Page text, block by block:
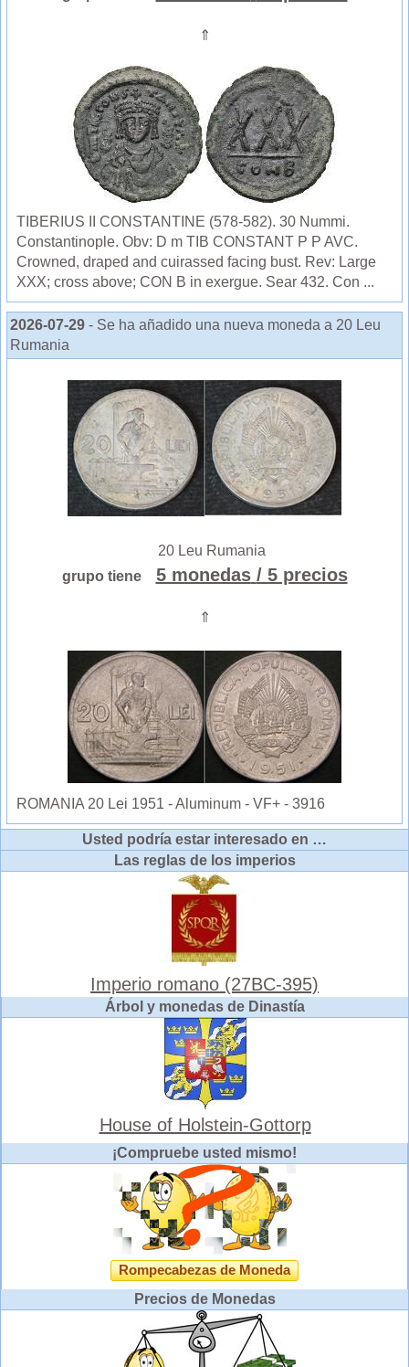
⇑
TIBERIUS II CONSTANTINE (578-582). 30 Nummi.
Constantinople. Obv: D m TIB CONSTANT P P AVC.
Crowned, draped and cuirassed facing bust. Rev: Large
XXX; cross above; CON B in exergue. Sear 432. Con ...
2026-07-29 - Se ha añadido una nueva moneda a 20 Leu
Rumania
20 Leu Rumania
grupo tiene
5 monedas / 5 precios
⇑
ROMANIA 20 Lei 1951 - Aluminum - VF+ - 3916
Usted podría estar interesado en …
Las reglas de los imperios
Imperio romano (27BC-395)
Árbol y monedas de Dinastía
House of Holstein-Gottorp
¡Compruebe usted mismo!
Rompecabezas de Moneda
Precios de Monedas